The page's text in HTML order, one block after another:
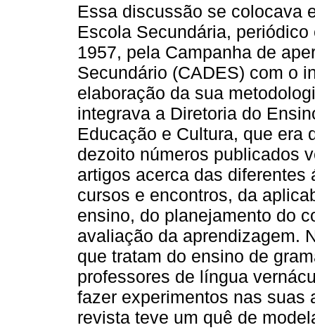
Essa discussão se colocava
Escola Secundária,
1957, pela Campanha de
Secundário (CADES) com o
elaboração da sua
integrava a Diretoria do
Educação e Cultura, que era
dezoito números publicados
artigos acerca das diferentes
cursos e encontros, da
ensino, do planejamento do
avaliação da aprendizagem.
que tratam do ensino de
professores de língua
fazer experimentos nas suas
revista teve um quê de